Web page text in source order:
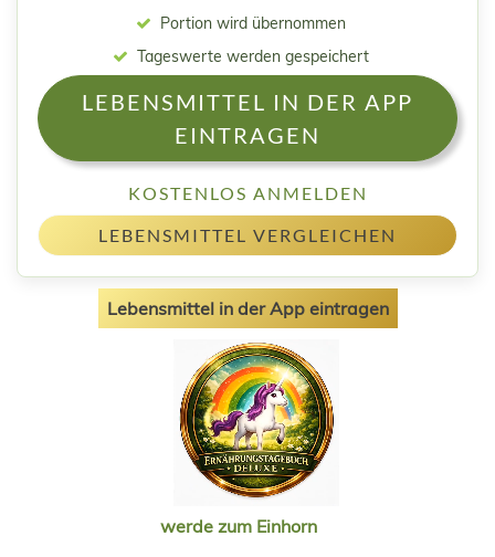
Portion wird übernommen
Tageswerte werden gespeichert
LEBENSMITTEL IN DER APP
EINTRAGEN
KOSTENLOS ANMELDEN
LEBENSMITTEL VERGLEICHEN
Lebensmittel in der App eintragen
werde zum Einhorn